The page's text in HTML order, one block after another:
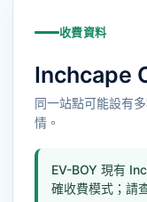
收費資料
Inchcape
同一站點可能設有
情。
EV-BOY 現有
確收費模式；請